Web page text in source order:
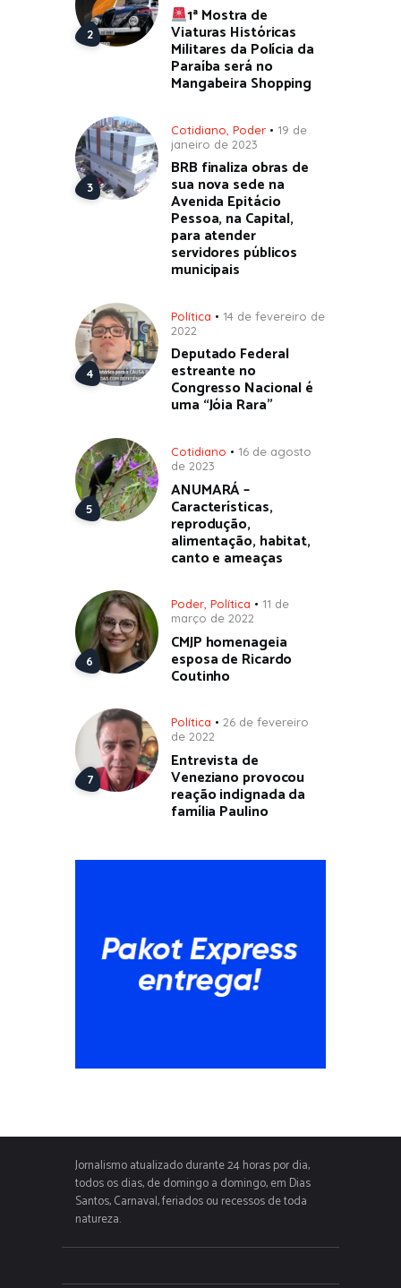
1ª Mostra de
Viaturas Históricas
Militares da Polícia da
Paraíba será no
Mangabeira Shopping
Cotidiano Poder
19 de
janeiro de 2023
BRB finaliza obras de
sua nova sede na
Avenida Epitácio
Pessoa, na Capital,
para atender
servidores públicos
municipais
Política
14 de fevereiro de
2022
Deputado Federal
estreante no
Congresso Nacional é
uma “Jóia Rara”
Cotidiano
16 de agosto
de 2023
ANUMARÁ –
Características,
reprodução,
alimentação, habitat,
canto e ameaças
Poder Política
11 de
março de 2022
CMJP homenageia
esposa de Ricardo
Coutinho
Política
26 de fevereiro
de 2022
Entrevista de
Veneziano provocou
reação indignada da
família Paulino
Jornalismo atualizado durante 24 horas por dia,
todos os dias, de domingo a domingo, em Dias
Santos, Carnaval, feriados ou recessos de toda
natureza.